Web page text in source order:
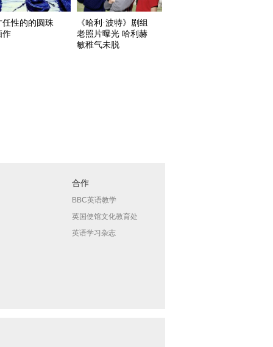
任性的的圆珠
作
《哈利·波特》剧组
老照片曝光 哈利赫
敏稚气未脱
合作
BBC英语教学
英国使馆文化教育处
英语学习杂志